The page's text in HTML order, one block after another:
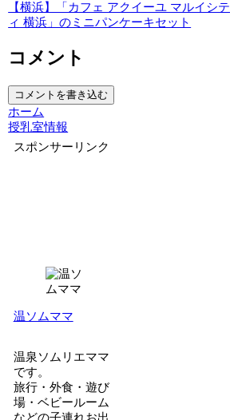
【横浜】「カフェ アクイーユ マルイシテ
ィ 横浜」のミニパンケーキセット
コメント
コメントを書き込む
ホーム
授乳室情報
スポンサーリンク
温ソムママ
温泉ソムリエママ
です。
旅行・外食・遊び
場・ベビールーム